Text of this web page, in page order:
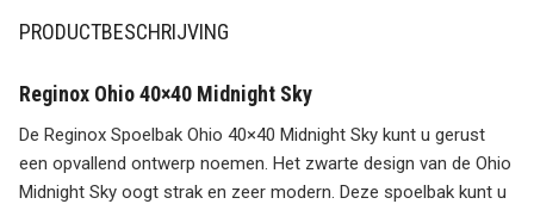
PRODUCTBESCHRIJVING
Reginox Ohio 40×40 Midnight Sky
De Reginox Spoelbak Ohio 40×40 Midnight Sky kunt u gerust
een opvallend ontwerp noemen. Het zwarte design van de Ohio
Midnight Sky oogt strak en zeer modern. Deze spoelbak kunt u